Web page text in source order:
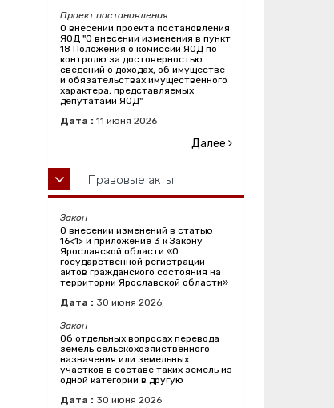
Проект постановления
О внесении проекта постановления
ЯОД "О внесении изменения в пункт
18 Положения о комиссии ЯОД по
контролю за достоверностью
сведений о доходах, об имуществе
и обязательствах имущественного
характера, представляемых
депутатами ЯОД"
Дата : 11 июня 2026
Далее
Правовые акты
Закон
О внесении изменений в статью
16<1> и приложение 3 к Закону
Ярославской области «О
государственной регистрации
актов гражданского состояния на
территории Ярославской области»
Дата : 30 июня 2026
Закон
Об отдельных вопросах перевода
земель сельскохозяйственного
назначения или земельных
участков в составе таких земель из
одной категории в другую
Дата : 30 июня 2026